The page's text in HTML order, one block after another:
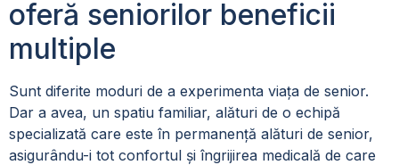
oferă seniorilor beneficii
multiple
Sunt diferite moduri de a experimenta viața de senior.
Dar a avea, un spatiu familiar, alături de o echipă
specializată care este în permanență alături de senior,
asigurându-i tot confortul și îngrijirea medicală de care